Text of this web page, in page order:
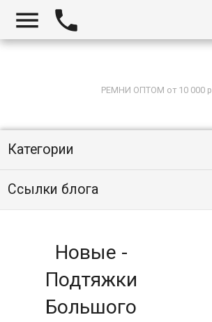
 
РЕМНИ ОПТОМ от 10 000 р
Категории
Ссылки блога
Новые -
Подтяжки
Большого